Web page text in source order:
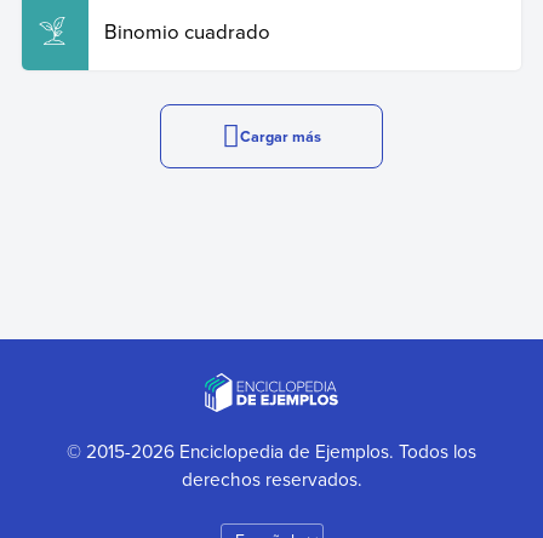
Binomio cuadrado
Cargar más
© 2015-2026 Enciclopedia de Ejemplos. Todos los
derechos reservados.